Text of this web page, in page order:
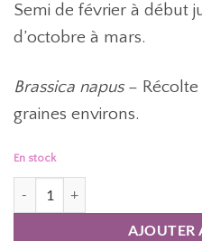
Semi de février à début
d’octobre à mars.
Brassica napus– Récolte
graines environs.
En stock
AJOUTER